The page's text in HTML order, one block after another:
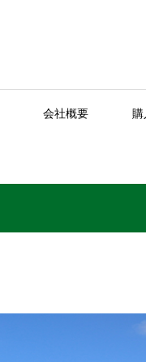
会社概要